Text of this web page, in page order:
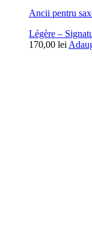
Ancii pentru
Légère –
170,00 lei